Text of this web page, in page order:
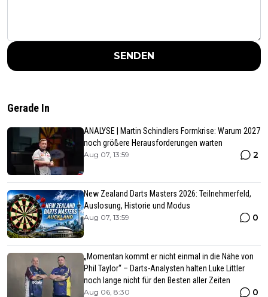
SENDEN
Gerade In
ANALYSE | Martin Schindlers Formkrise: Warum 2027
noch größere Herausforderungen warten
Aug 07, 13:59 2
New Zealand Darts Masters 2026: Teilnehmerfeld,
Auslosung, Historie und Modus
Aug 07, 13:59 0
„Momentan kommt er nicht einmal in die Nähe von
Phil Taylor“ – Darts-Analysten halten Luke Littler
noch lange nicht für den Besten aller Zeiten
Aug 06, 8:30 0